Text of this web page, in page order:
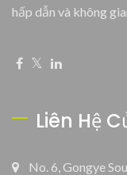
hấp dẫn và không
Liên Hệ
No. 6, Gongye